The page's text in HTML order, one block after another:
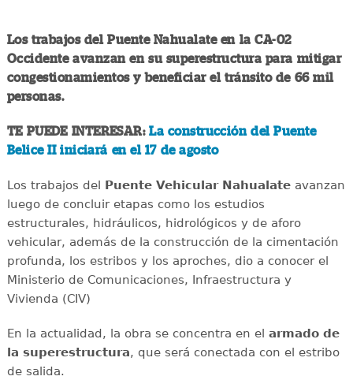
Los trabajos del Puente Nahualate en la CA-02
Occidente avanzan en su superestructura para mitigar
congestionamientos y beneficiar el tránsito de 66 mil
personas.
TE PUEDE INTERESAR:La construcción del Puente
Belice II iniciará en el 17 de agosto
Los trabajos del Puente Vehicular Nahualateavanzan
luego de concluir etapas como los estudios
estructurales, hidráulicos, hidrológicos y de aforo
vehicular, además de la construcción de la cimentación
profunda, los estribos y los aproches, dio a conocer el
Ministerio de Comunicaciones, Infraestructura y
Vivienda (CIV)
En la actualidad, la obra se concentra en el armado de
la superestructura, que será conectada con el estribo
de salida.